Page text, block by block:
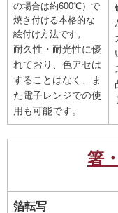
の場合は約600℃）で
焼き付ける本格的な
絵付け方法です。
耐久性・耐光性に優
れており、色アセは
することはなく、ま
た電子レンジでの使
用も可能です。
箸
箔転写